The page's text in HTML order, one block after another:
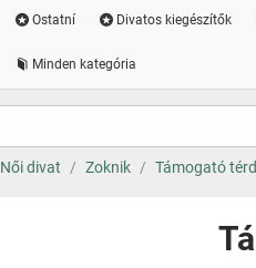
Ostatní Divatos kiegészítők
Minden kategória
Női divat Zoknik Támogató